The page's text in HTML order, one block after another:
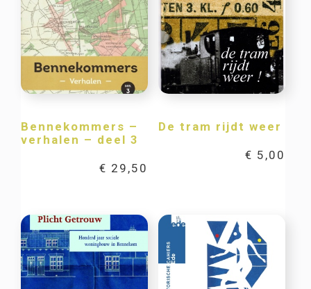
Bennekommers –
verhalen – deel 3
€ 29,50
De tram rijdt weer
€ 5,00